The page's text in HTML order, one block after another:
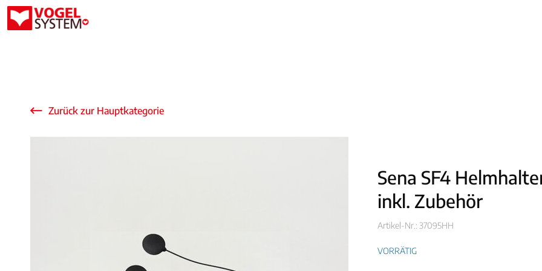
Zurück zur Hauptkategorie
Sena SF4
inkl. Zubehör
Artikel-Nr.: 37095HH
VORRÄTIG